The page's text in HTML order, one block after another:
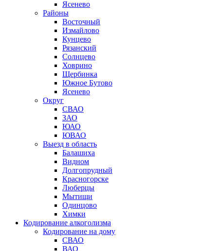
Ясенево
Районы
Восточный
Измайлово
Кунцево
Рязанский
Солнцево
Ховрино
Щербинка
Южное Бутово
Ясенево
Округ
СВАО
ЗАО
ЮАО
ЮВАО
Выезд в область
Балашиха
Видном
Долгопрудный
Красногорске
Люберцы
Мытищи
Одинцово
Химки
Кодирование алкоголизма
Кодирование на дому
СВАО
ВАО